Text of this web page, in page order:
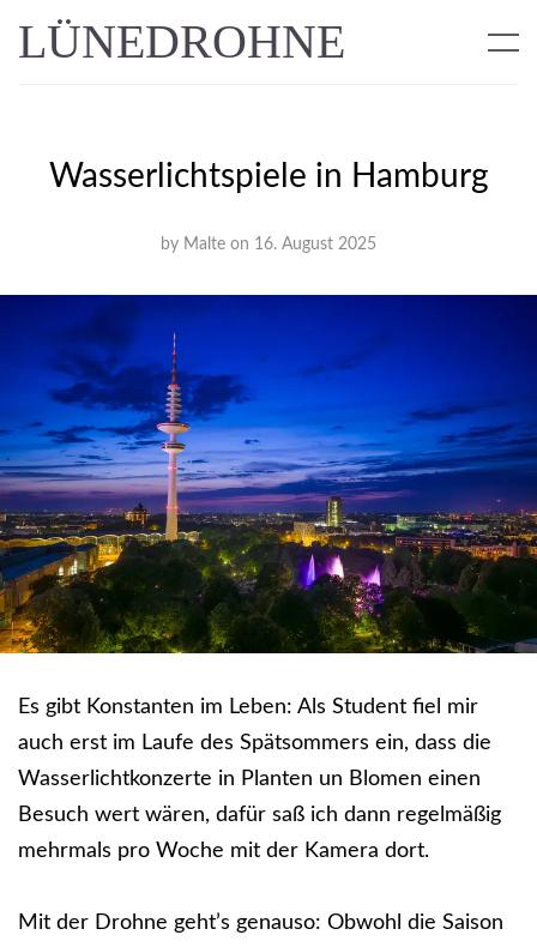
LÜNEDROHNE
Wasserlichtspiele in Hamburg
by Malte on 16. August 2025
Es gibt Konstanten im Leben: Als Student fiel mir
auch erst im Laufe des Spätsommers ein, dass die
Wasserlichtkonzerte in Planten un Blomen einen
Besuch wert wären, dafür saß ich dann regelmäßig
mehrmals pro Woche mit der Kamera dort.
Mit der Drohne geht’s genauso: Obwohl die Saison